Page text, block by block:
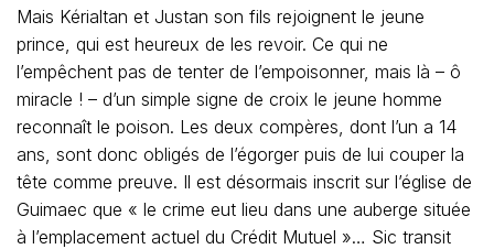
Mais Kérialtan et Justan son fils rejoignent le jeune
prince, qui est heureux de les revoir. Ce qui ne
l’empêchent pas de tenter de l’empoisonner, mais là – ô
miracle ! – d’un simple signe de croix le jeune homme
reconnaît le poison. Les deux compères, dont l’un a 14
ans, sont donc obligés de l’égorger puis de lui couper la
tête comme preuve. Il est désormais inscrit sur l’église de
Guimaec que « le crime eut lieu dans une auberge située
à l’emplacement actuel du Crédit Mutuel »… Sic transit